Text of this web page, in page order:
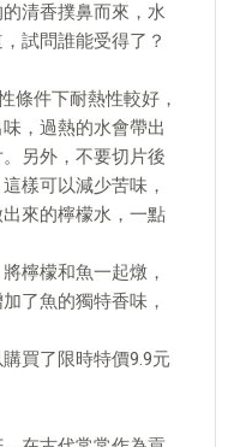
清香撲鼻而來，水
試問誰能受得了？
條件下耐熱性較好，
，過熱的水會帶出
另外，不要切片後
樣可以減少苦味，
來的檸檬水，一點
檸檬和魚一起燉，
了魚的獨特香味，
買了限時特價9.9元